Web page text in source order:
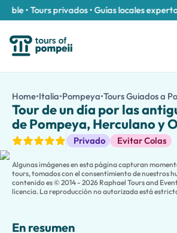
• Tours privados • Guías locales expertos|
/es/tours/tour-de-un-dia-por-las-
Visite Pompeya, Herculano y Oplontis
Retroceda en el tiempo y explore tres de
Comience su viaje en Pompeya, la más
El tour también incluye una visita a
Dirigida por un guía experto, esta
Home•Italia•Pompeya•Tours Guiados a
Tour de un día por las
de Pompeya, Herculano y
Privado Evitar Colas
Tours Guiados
Algunas imágenes en esta página capturan
tours, tomados con el consentimiento de nuestros
contenido es © 2014 - 2026 Raphael Tours and
licencia. La reproducción no autorizada está
En resumen